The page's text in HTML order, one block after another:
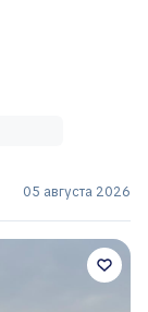
05 августа 2026